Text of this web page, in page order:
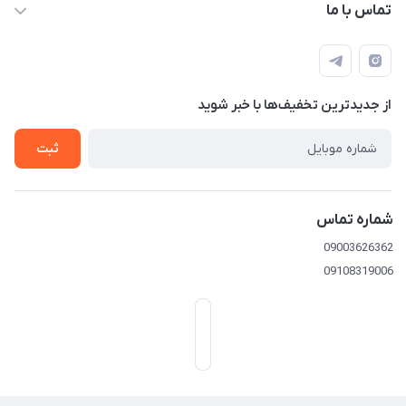
تماس با ما
09003626362
تهران خیابان امیرکبیر-بعد خیابان ملت-پلاک 539
از جدید‌ترین تخفیف‌ها با‌ خبر شوید
ثبت
شماره تماس
09003626362
09108319006